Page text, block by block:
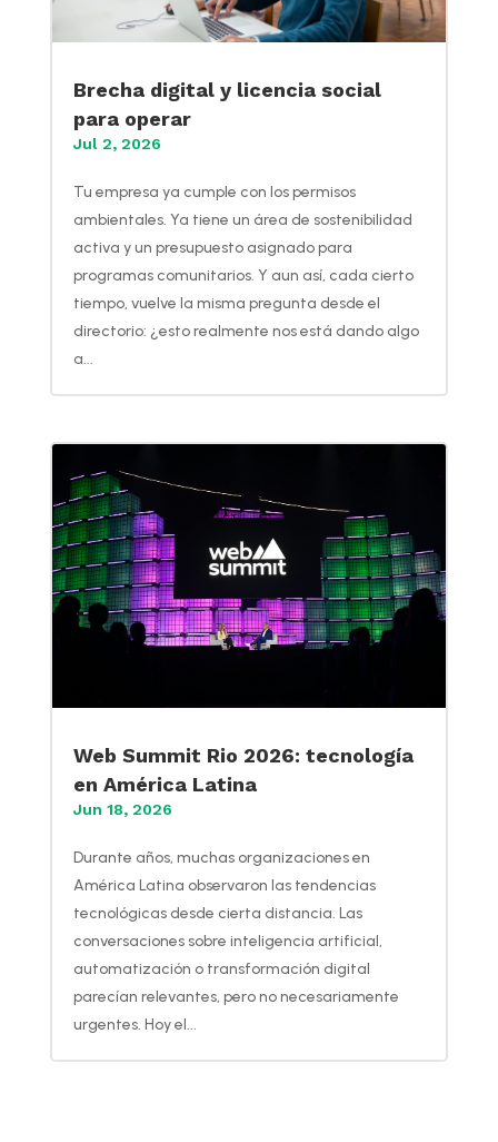
Brecha digital y licencia social
para operar
Jul 2, 2026
Tu empresa ya cumple con los permisos
ambientales. Ya tiene un área de sostenibilidad
activa y un presupuesto asignado para
programas comunitarios. Y aun así, cada cierto
tiempo, vuelve la misma pregunta desde el
directorio: ¿esto realmente nos está dando algo
a...
Web Summit Rio 2026: tecnología
en América Latina
Jun 18, 2026
Durante años, muchas organizaciones en
América Latina observaron las tendencias
tecnológicas desde cierta distancia. Las
conversaciones sobre inteligencia artificial,
automatización o transformación digital
parecían relevantes, pero no necesariamente
urgentes. Hoy el...